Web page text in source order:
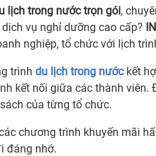
lịch trong nước trọn gói,
vụ nghỉ dưỡng cao cấp?
nghiệp, tổ chức với lịch
trình du lịch trong nướckết
kết nối giữa các thành viên.
của từng tổ chức.
chương trình khuyến mãi
đáng nhớ.